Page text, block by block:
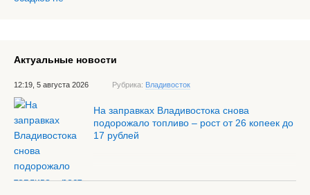
Актуальные новости
12:19, 5 августа 2026 Рубрика: Владивосток
На заправках Владивостока снова
подорожало топливо – рост от 26 копеек до
17 рублей